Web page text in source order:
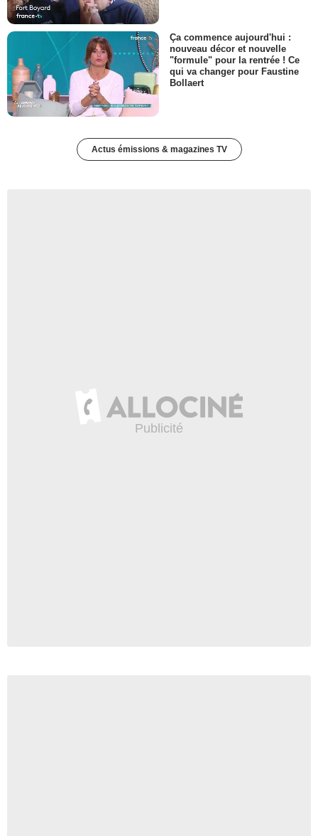
Ça commence aujourd'hui :
nouveau décor et nouvelle
"formule" pour la rentrée ! Ce
qui va changer pour Faustine
Bollaert
Actus émissions & magazines TV